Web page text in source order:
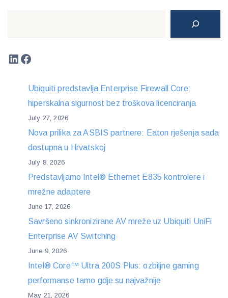
LinkedIn
Facebook
Ubiquiti predstavlja Enterprise Firewall Core:
hiperskalna sigurnost bez troškova licenciranja
July 27, 2026
Nova prilika za ASBIS partnere: Eaton rješenja sada
dostupna u Hrvatskoj
July 8, 2026
Predstavljamo Intel® Ethernet E835 kontrolere i
mrežne adaptere
June 17, 2026
Savršeno sinkronizirane AV mreže uz Ubiquiti UniFi
Enterprise AV Switching
June 9, 2026
Intel® Core™ Ultra 200S Plus: ozbiljne gaming
performanse tamo gdje su najvažnije
May 21, 2026